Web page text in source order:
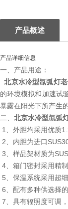
产品概述
产品详细信息
一、产品用途：
北京水冷型氙弧灯
的环境模拟和加速试
暴露在阳光下所产生
二、 北京水冷型氙弧
1、外胆均采用优质
2、内胆为进口
3、样品架材质为
4、箱门密封采用精
5、保温系统采用超
6、配有多种供选择
7、具有辐照度可调